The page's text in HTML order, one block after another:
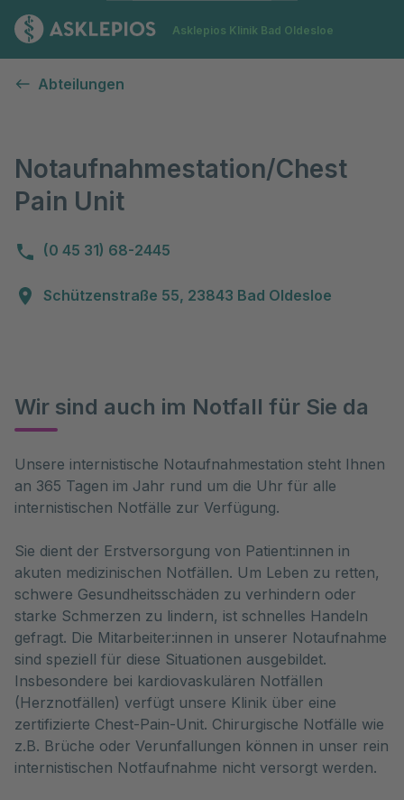
Zur Startseite
Asklepios Klinik Bad Oldesloe
Abteilungen
Notaufnahmestation/Chest
Pain Unit
(0 45 31) 68-2445
Schützenstraße 55, 23843 Bad Oldesloe
Wir sind auch im Notfall für Sie da
Unsere internistische Notaufnahmestation steht Ihnen
an 365 Tagen im Jahr rund um die Uhr für alle
internistischen Notfälle zur Verfügung.
Sie dient der Erstversorgung von Patient:innen in
akuten medizinischen Notfällen. Um Leben zu retten,
schwere Gesundheitsschäden zu verhindern oder
starke Schmerzen zu lindern, ist schnelles Handeln
gefragt. Die Mitarbeiter:innen in unserer Notaufnahme
sind speziell für diese Situationen ausgebildet.
Insbesondere bei kardiovaskulären Notfällen
(Herznotfällen) verfügt unsere Klinik über eine
zertifizierte Chest-Pain-Unit. Chirurgische Notfälle wie
z.B. Brüche oder Verunfallungen können in unser rein
internistischen Notfaufnahme nicht versorgt werden.